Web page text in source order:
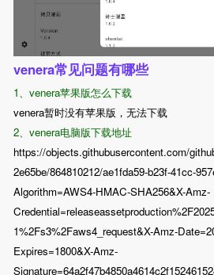
venera常见问题有哪些
1、venera苹果版怎么下载
venera暂时没有苹果版，无法下载
2、venera电脑版下载地址
https://objects.githubusercontent.com/
2e65be/864810212/ae1fda59-b23f-41cc-
Algorithm=AWS4-HMAC-SHA256&X-Amz-
1%2Fs3%2Faws4_request&X-Amz-
Expires=1800&X-Amz-